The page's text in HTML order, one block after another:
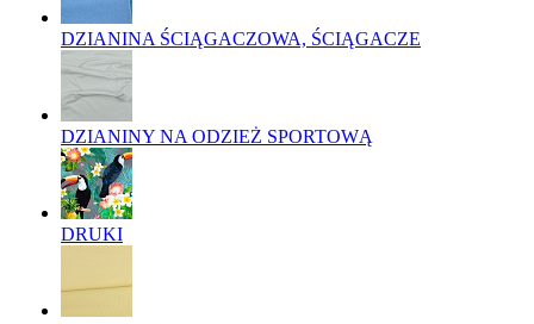
DZIANINA ŚCIĄGACZOWA, ŚCIĄGACZE
DZIANINY NA ODZIEŻ SPORTOWĄ
DRUKI